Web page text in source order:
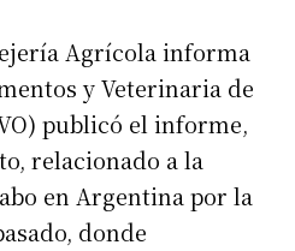
Agrícola informa
y Veterinaria de
publicó el informe,
relacionado a la
en Argentina por la
donde